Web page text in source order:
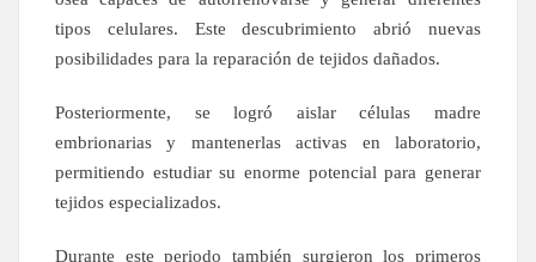
tipos celulares. Este descubrimiento abrió nuevas
posibilidades para la reparación de tejidos dañados.
Posteriormente, se logró aislar células madre
embrionarias y mantenerlas activas en laboratorio,
permitiendo estudiar su enorme potencial para generar
tejidos especializados.
Durante este periodo también surgieron los primeros